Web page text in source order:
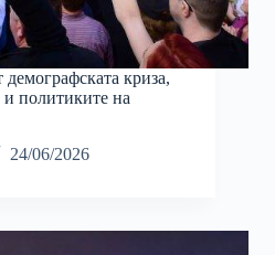
криза,
политиките на
24/06/2026